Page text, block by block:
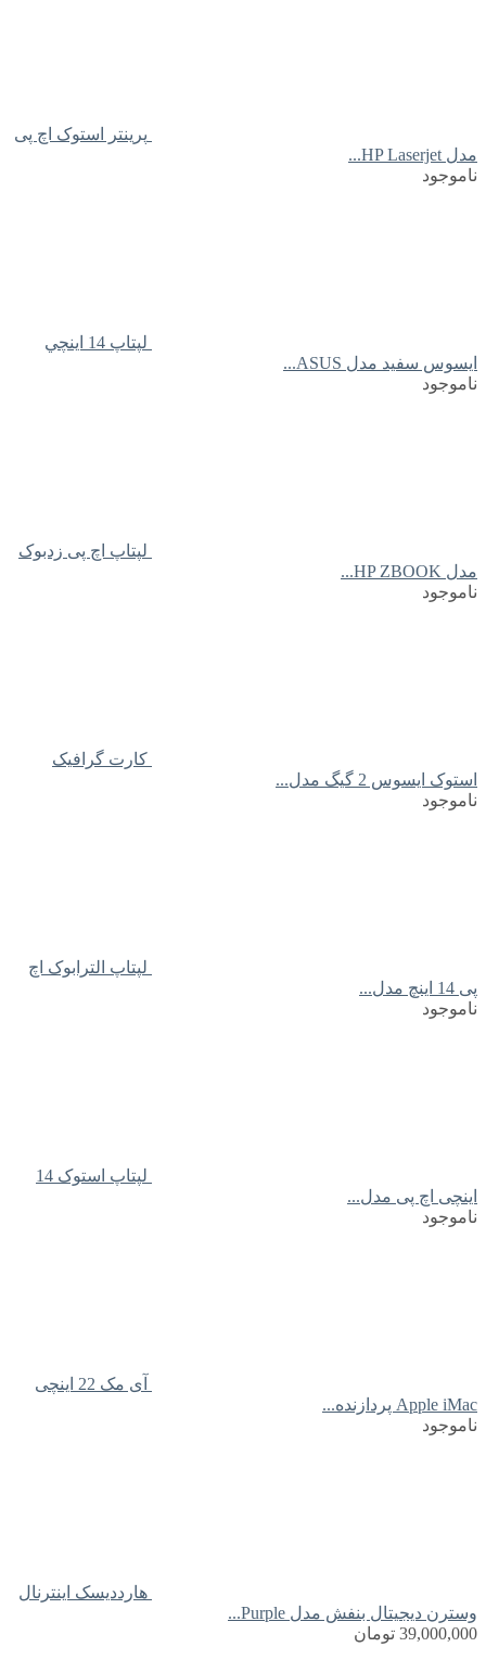
پرینتر استوک اچ پی
مدل HP Laserjet...
ناموجود
لپتاپ 14 اينچي
ايسوس سفید مدل ASUS...
ناموجود
لپتاپ اچ پی زدبوک
مدل HP ZBOOK...
ناموجود
کارت گرافیک
استوک ایسوس 2 گیگ مدل...
ناموجود
لپتاپ الترابوک اچ
پی 14 اینچ مدل...
ناموجود
لپتاپ استوک 14
اینچی اچ پی مدل...
ناموجود
آی مک 22 اینچی
Apple iMac پردازنده...
ناموجود
هارددیسک اینترنال
وسترن دیجیتال بنفش مدل Purple...
39,000,000 تومان